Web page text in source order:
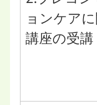
ョンケア
講座の受講